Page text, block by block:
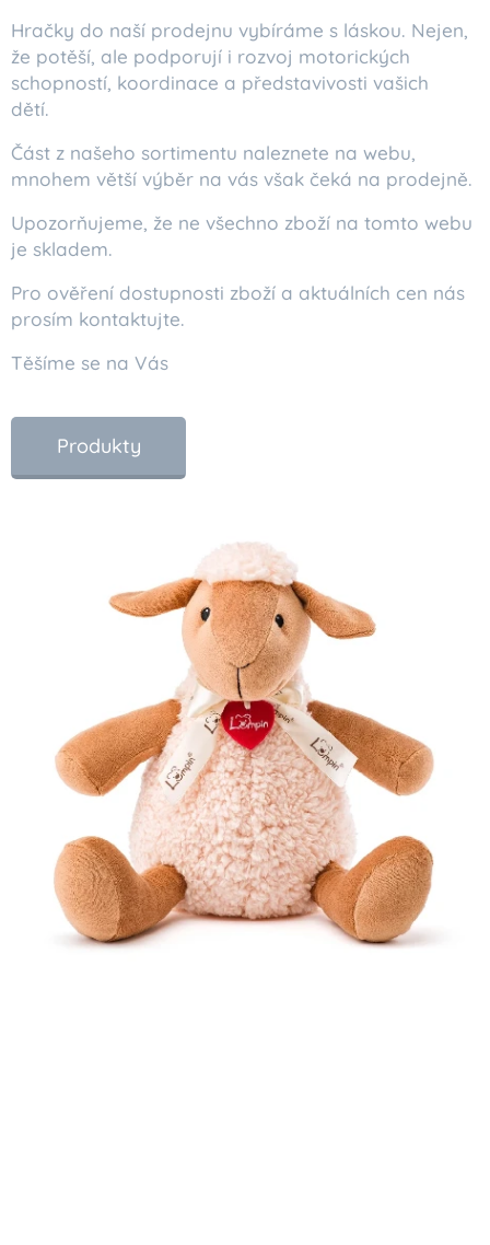
Hračky do naší prodejnu vybíráme s láskou. Nejen,
že potěší, ale podporují i rozvoj motorických
schopností, koordinace a představivosti vašich
dětí.
Část z našeho sortimentu naleznete na webu,
mnohem větší výběr na vás však čeká na prodejně.
Upozorňujeme, že ne všechno zboží na tomto webu
je skladem.
Pro ověření dostupnosti zboží a aktuálních cen nás
prosím kontaktujte.
Těšíme se na Vás
Produkty